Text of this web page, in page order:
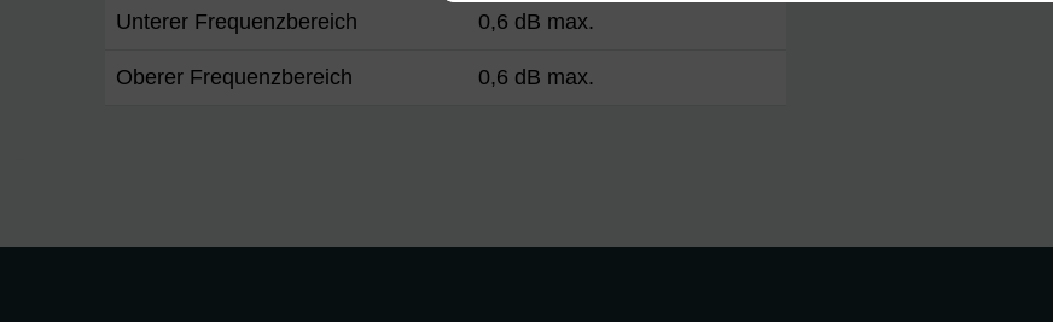
Unterer Frequenzbereich 0,6 dB max.
Oberer Frequenzbereich 0,6 dB max.